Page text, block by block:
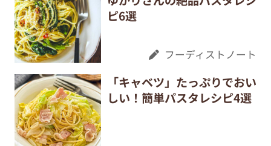
ピ6選
フーディストノート
「キャベツ」たっぷりでおい
しい！簡単パスタレシピ4選